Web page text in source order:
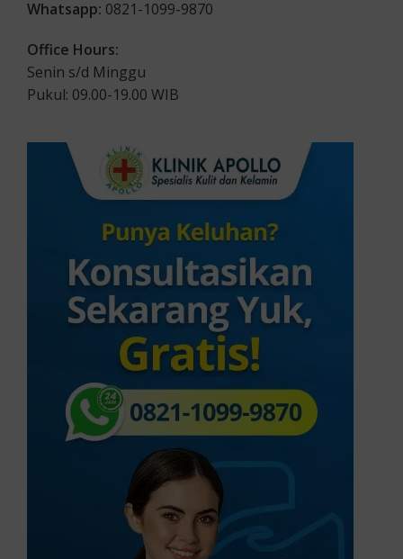
Whatsapp: 0821-1099-9870
Office Hours:
Senin s/d Minggu
Pukul: 09.00-19.00 WIB